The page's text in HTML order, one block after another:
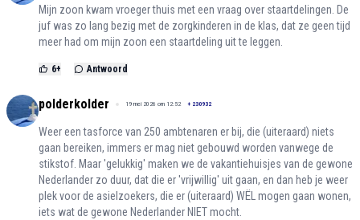
Mijn zoon kwam vroeger thuis met een vraag over staartdelingen. De
juf was zo lang bezig met de zorgkinderen in de klas, dat ze geen tijd
meer had om mijn zoon een staartdeling uit te leggen.
6+ Antwoord
polderkolder 19 mei 2026 om 12:52 + 230932
Weer een tasforce van 250 ambtenaren er bij, die (uiteraard) niets
gaan bereiken, immers er mag niet gebouwd worden vanwege de
stikstof. Maar 'gelukkig' maken we de vakantiehuisjes van de gewone
Nederlander zo duur, dat die er 'vrijwillig' uit gaan, en dan heb je weer
plek voor de asielzoekers, die er (uiteraard) WËL mogen gaan wonen,
iets wat de gewone Nederlander NIET mocht.